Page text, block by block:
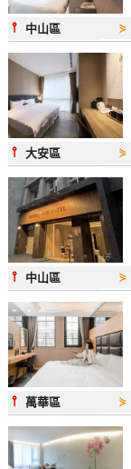
訂
房
Q&A
國
旅
卡
訂
房
請
款
收
據
合
作
提
⫯ 中山區 ⋟
⫯大安區 ⋟
⫯ 中山區 ⋟
⫯萬華區 ⋟